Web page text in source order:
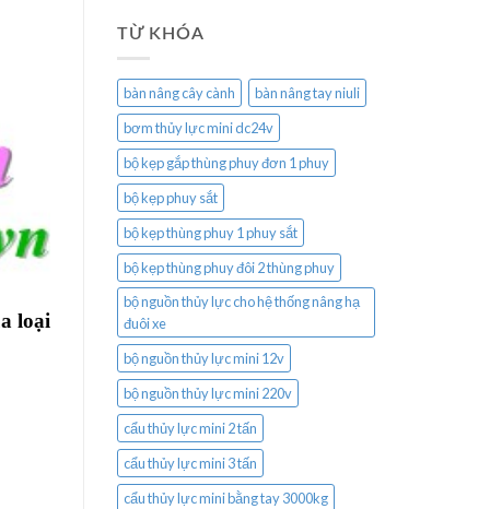
loại
TỪ KHÓA
bàn nâng cây cành
bàn nâng tay niuli
bơm thủy lực mini dc24v
bộ kẹp gắp thùng phuy đơn 1 phuy
bộ kẹp phuy sắt
bộ kẹp thùng phuy 1 phuy sắt
bộ kẹp thùng phuy đôi 2 thùng phuy
bộ nguồn thủy lực cho hệ thống nâng hạ
đuôi xe
bộ nguồn thủy lực mini 12v
bộ nguồn thủy lực mini 220v
cẩu thủy lực mini 2 tấn
cẩu thủy lực mini 3 tấn
cẩu thủy lực mini bằng tay 3000kg